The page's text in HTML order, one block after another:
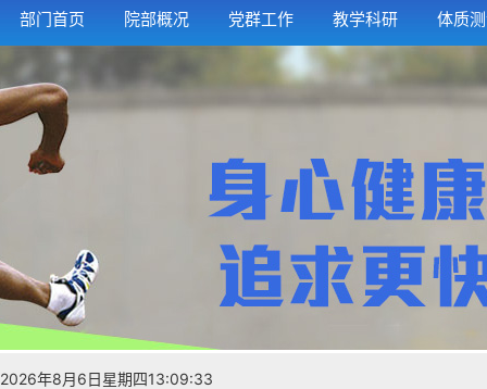
部门首页 院部概况 党群工作 教学科研 体质
2026年8月6日星期四13:09:34